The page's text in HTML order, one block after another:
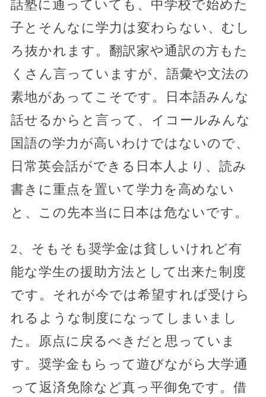
話塾に通っていても、中学校で始めた
子とそんなに学力は変わらない、むし
ろ抜かれます。翻訳家や通訳の方もた
くさん言っていますが、語彙や文法の
素地があってこそです。日本語みんな
話せるからと言って、イコールみんな
国語の学力が高いわけではないので、
日常英会話ができる日本人より、読み
書きに重点を置いて学力を高めない
と、この先本当に日本は危ないです。
2、そもそも奨学金は貧しいけれど有
能な学生の援助方法として出来た制度
です。それが今では希望すれば受けら
れるような制度になってしまいまし
た。原点に戻るべきだと思っていま
す。奨学金もらって遊びながら大学通
って返済免除など真っ平御免です。借